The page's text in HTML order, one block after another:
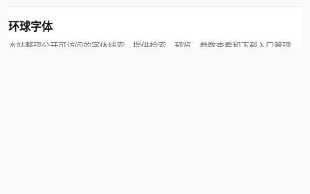
环球字体
本站整理公开可访问的字体线索，提供检索、预览、参数查看和下载入口管理。